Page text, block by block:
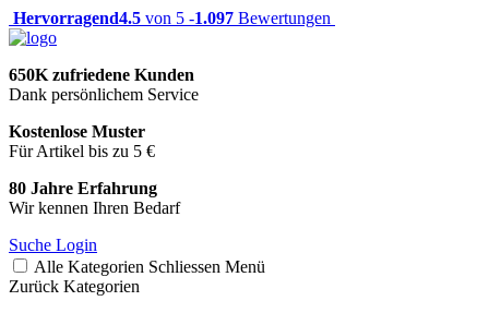
Hervorragend4.5 von 5 -1.097 Bewertungen
650K zufriedene Kunden
Dank persönlichem Service
Kostenlose Muster
Für Artikel bis zu 5 €
80 Jahre Erfahrung
Wir kennen Ihren Bedarf
Suche Login
Alle Kategorien Schliessen Menü
Zurück Kategorien